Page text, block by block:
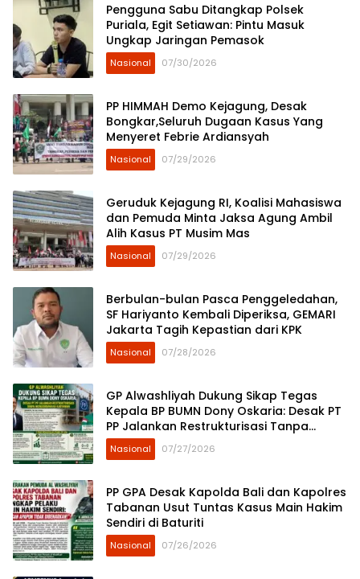
Pengguna Sabu Ditangkap Polsek
Puriala, Egit Setiawan: Pintu Masuk
Ungkap Jaringan Pemasok
Nasional 07/30/2026
PP HIMMAH Demo Kejagung, Desak
Bongkar,Seluruh Dugaan Kasus Yang
Menyeret Febrie Ardiansyah
Nasional 07/29/2026
Geruduk Kejagung RI, Koalisi Mahasiswa
dan Pemuda Minta Jaksa Agung Ambil
Alih Kasus PT Musim Mas
Nasional 07/29/2026
Berbulan-bulan Pasca Penggeledahan,
SF Hariyanto Kembali Diperiksa, GEMARI
Jakarta Tagih Kepastian dari KPK
Nasional 07/28/2026
GP Alwashliyah Dukung Sikap Tegas
Kepala BP BUMN Dony Oskaria: Desak PT
PP Jalankan Restrukturisasi Tanpa
Mengorbankan Karyawan
Nasional 07/27/2026
PP GPA Desak Kapolda Bali dan Kapolres
Tabanan Usut Tuntas Kasus Main Hakim
Sendiri di Baturiti
Nasional 07/26/2026